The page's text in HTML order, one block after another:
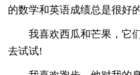
的数学和英语成绩总是很好
我喜欢西瓜和芒果，它
去试试!